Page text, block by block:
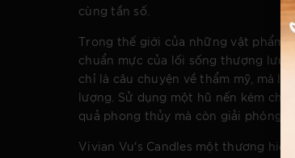
cùng tần số.
Trong thế giới của những vật phẩm
chuẩn mực của lối sống thượng
chỉ là câu chuyện về thẩm mỹ, mà
lượng. Sử dụng một hũ nến kém
quả phong thủy mà còn giải phóng
Vivian Vu's Candles một thương